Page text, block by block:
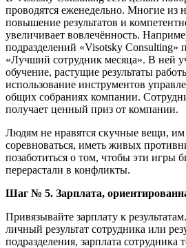
проводятся еженедельно. Многие из
повышение результатов и
увеличивает вовлечённость.
подразделений «Visotsky Consulting»
«Лучший сотрудник месяца». В ней
обучение, растущие результаты
использование инструментов
общих собраниях компании.
получает ценный приз от компании.
Людям не нравятся скучные вещи, им
соревноваться, иметь живых
позаботиться о том, чтобы эти игры
перерастали в конфликты.
Шаг № 5. Зарплата,
Привязывайте зарплату к
личный результат сотрудника или
подразделения, зарплата